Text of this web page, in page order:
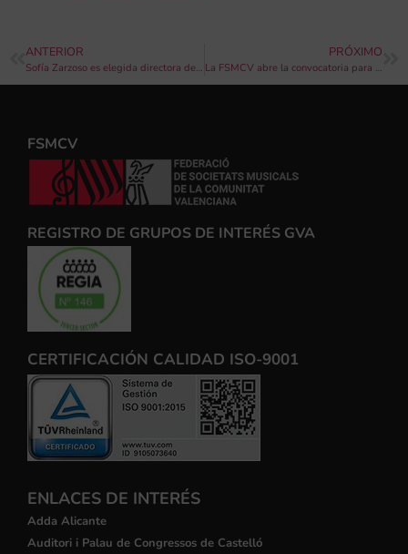
ANTERIOR
Sofía Zarzoso es elegida directora de la Banda Sinfónica de Mujeres de la FSMCV para 2024
PRÓXIMO
La FSMCV abre la convocatoria para la plantilla de la Joven Banda Sinfónica de 2024
FSMCV
REGISTRO DE GRUPOS DE INTERÉS GVA
CERTIFICACIÓN CALIDAD ISO-9001
ENLACES DE INTERÉS
Adda Alicante
Auditori i Palau de Congressos de Castelló